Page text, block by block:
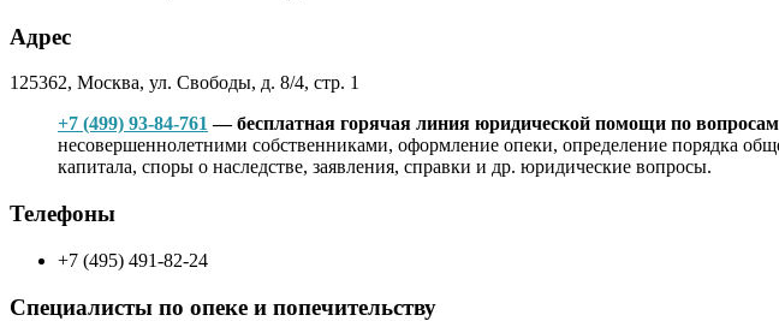
Адрес
125362, Москва, ул. Свободы, д. 8/4, стр. 1
+7 (499) 93-84-761 — бесплатная горячая линия юридической помощи по
несовершеннолетними собственниками, оформление опеки, определение порядка
капитала, споры о наследстве, заявления, справки и др. юридические вопросы.
Телефоны
+7 (495) 491-82-24
Специалисты по опеке и попечительству